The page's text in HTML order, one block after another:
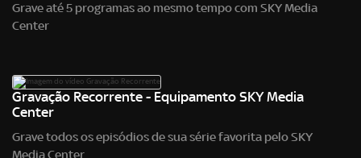
Grave até 5 programas ao mesmo tempo com SKY Media
Center
Gravação Recorrente - Equipamento SKY Media
Center
Grave todos os episódios de sua série favorita pelo SKY
Media Center